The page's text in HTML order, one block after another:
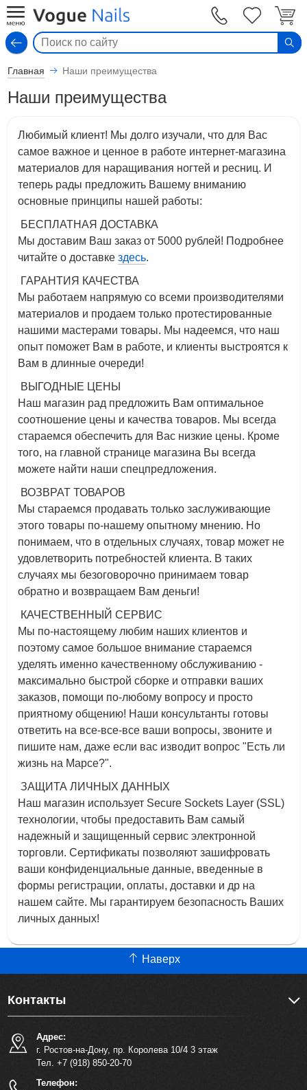
Главная Наши преимущества
Наши преимущества
Любимый клиент! Мы долго изучали, что для Вас
самое важное и ценное в работе интернет-магазина
материалов для наращивания ногтей и ресниц. И
теперь рады предложить Вашему вниманию
основные принципы нашей работы:
БЕСПЛАТНАЯ ДОСТАВКА
Мы доставим Ваш заказ от 5000 рублей! Подробнее
читайте о доставкездесь.
ГАРАНТИЯ КАЧЕСТВА
Мы работаем напрямую со всеми производителями
материалов и продаем только протестированные
нашими мастерами товары. Мы надеемся, что наш
опыт поможет Вам в работе, и клиенты выстроятся к
Вам в длинные очереди!
ВЫГОДНЫЕ ЦЕНЫ
Наш магазин рад предложить Вам оптимальное
соотношение цены и качества товаров. Мы всегда
стараемся обеспечить для Вас низкие цены. Кроме
того, на главной странице магазина Вы всегда
можете найти наши спецпредложения.
ВОЗВРАТ ТОВАРОВ
Мы стараемся продавать только заслуживающие
этого товары по-нашему опытному мнению. Но
понимаем, что в отдельных случаях, товар может не
удовлетворить потребностей клиента. В таких
случаях мы безоговорочно принимаем товар
обратно и возвращаем Вам деньги!
КАЧЕСТВЕННЫЙ СЕРВИС
Мы по-настоящему любим наших клиентов и
поэтому самое большое внимание стараемся
уделять именно качественному обслуживанию -
максимально быстрой сборке и отправки ваших
заказов, помощи по-любому вопросу и просто
приятному общению! Наши консультанты готовы
ответить на все-все-все ваши вопросы, звоните и
пишите нам, даже если вас изводит вопрос "Есть ли
жизнь на Марсе?".
ЗАЩИТА ЛИЧНЫХ ДАННЫХ
Наш магазин использует Secure Sockets Layer (SSL)
технологии, чтобы предоставить Вам самый
надежный и защищенный сервис электронной
торговли. Сертификаты позволяют зашифровать
ваши конфиденциальные данные, введенные в
формы регистрации, оплаты, доставки и др на
нашем сайте. Мы гарантируем безопасность Ваших
личных данных!
Наверх
Контакты
Адрес:
г. Ростов-на-Дону, пр. Королева 10/4 3 этаж
Тел. +7 (918) 850-20-70
Телефон: